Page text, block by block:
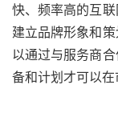
快、频率高的互
建立品牌形象和
以通过与服务商
备和计划才可以在